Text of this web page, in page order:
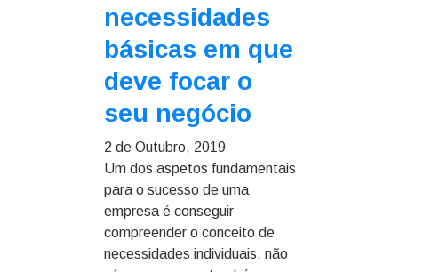
necessidades
básicas em que
deve focar o
seu negócio
2 de Outubro, 2019
Um dos aspetos fundamentais
para o sucesso de uma
empresa é conseguir
compreender o conceito de
necessidades individuais, não